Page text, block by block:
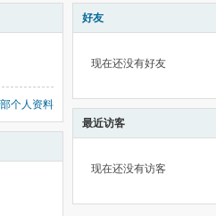
个人资料
好友
现在还没有好友
最近访客
现在还没有访客